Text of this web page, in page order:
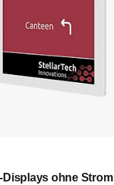
Displays ohne Strom